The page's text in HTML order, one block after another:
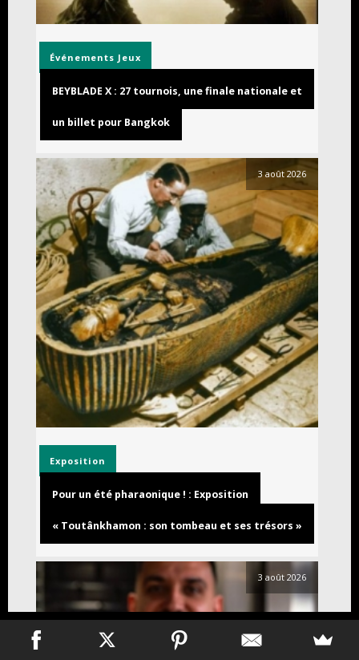
Événements Jeux
BEYBLADE X : 27 tournois, une finale nationale et
un billet pour Bangkok
3 août 2026
Exposition
Pour un été pharaonique ! : Exposition
« Toutânkhamon : son tombeau et ses trésors »
3 août 2026